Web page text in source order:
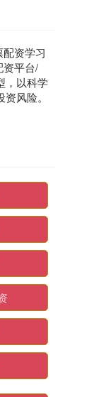
资学习
资平台/
，以科学
风险。